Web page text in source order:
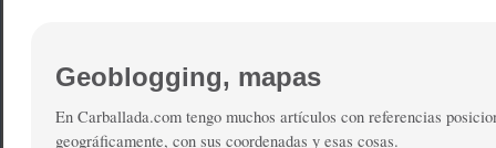
Geoblogging, mapas
En Carballada.com tengo muchos artículos con referencias
geográficamente, con sus coordenadas y esas cosas.